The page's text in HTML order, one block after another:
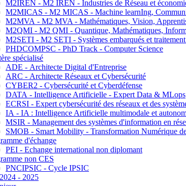
M2IREN - M2 IREN - Industries de Réseau et
M2MICAS - M2 MICAS - Machine learnIng,
M2MVA - M2 MVA - Mathématiques, Vision,
M2QMI - M2 QMI - Quantique, Mathématiques,
M2SETI - M2 SETI - Systèmes embarqués et
PHDCOMPSC - PhD Track - Computer Science
spécialisé
ADE - Architecte Digital d'Entreprise
ARC - Architecte Réseaux et Cybersécurité
CYBER2 - Cybersécurité et Cyberdéfense
DATA - Intelligence Artificielle - Expert Data & MLops
ECRSI - Expert cybersécurité des réseaux et des
IA - IA : Intelligence Artificielle multimodale et
MSIR - Management des systèmes d'information en
SMOB - Smart Mobility - Transformation Numérique
d'échange
PEI - Echange international non diplomant
non CES
PNCIPSIC - Cycle IPSIC
- 2025